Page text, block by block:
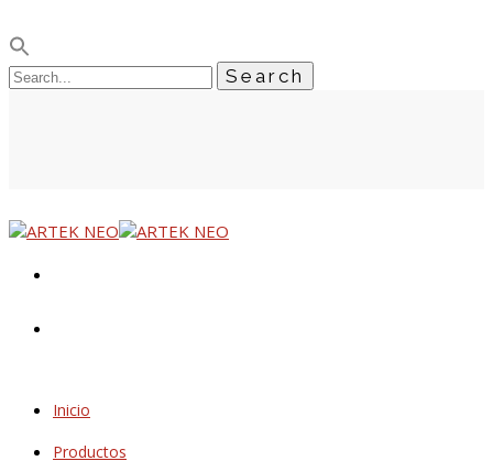
Inicio
Productos